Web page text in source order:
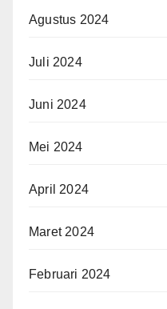
Agustus 2024
Juli 2024
Juni 2024
Mei 2024
April 2024
Maret 2024
Februari 2024